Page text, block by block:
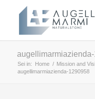
Sei in: Home / Mission and
augellimarmiazienda-1290958